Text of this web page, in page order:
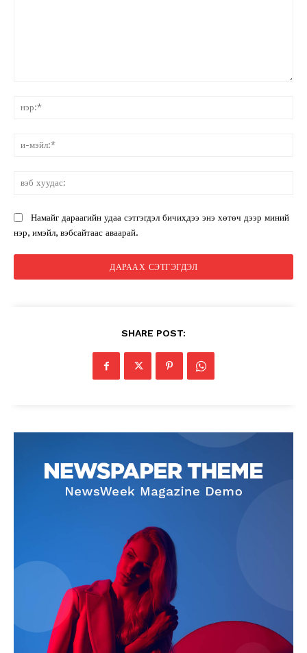
Намайг дараагийн удаа сэтгэгдэл бичихдээ энэ хөтөч дээр миний
нэр, имэйл, вэбсайтаас аваарай.
SHARE POST: